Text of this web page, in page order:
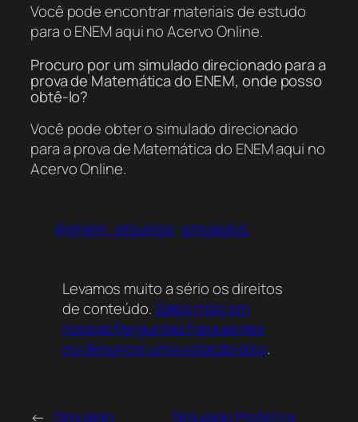
Você pode encontrar materiais de estudo
para o ENEM aqui no Acervo Online.
Procuro por um simulado direcionado para a
prova de Matemática do ENEM, onde posso
obtê-lo?
Você pode obter o simulado direcionado
para a prova de Matemática do ENEM aqui no
Acervo Online.
@enem_resumos simulados
Levamos muito a sério os direitos
de conteúdo.Saiba mais em
nossas Perguntas Frequentes
ou denuncie uma violação aqui.
← Simulado Simulado Profetiza